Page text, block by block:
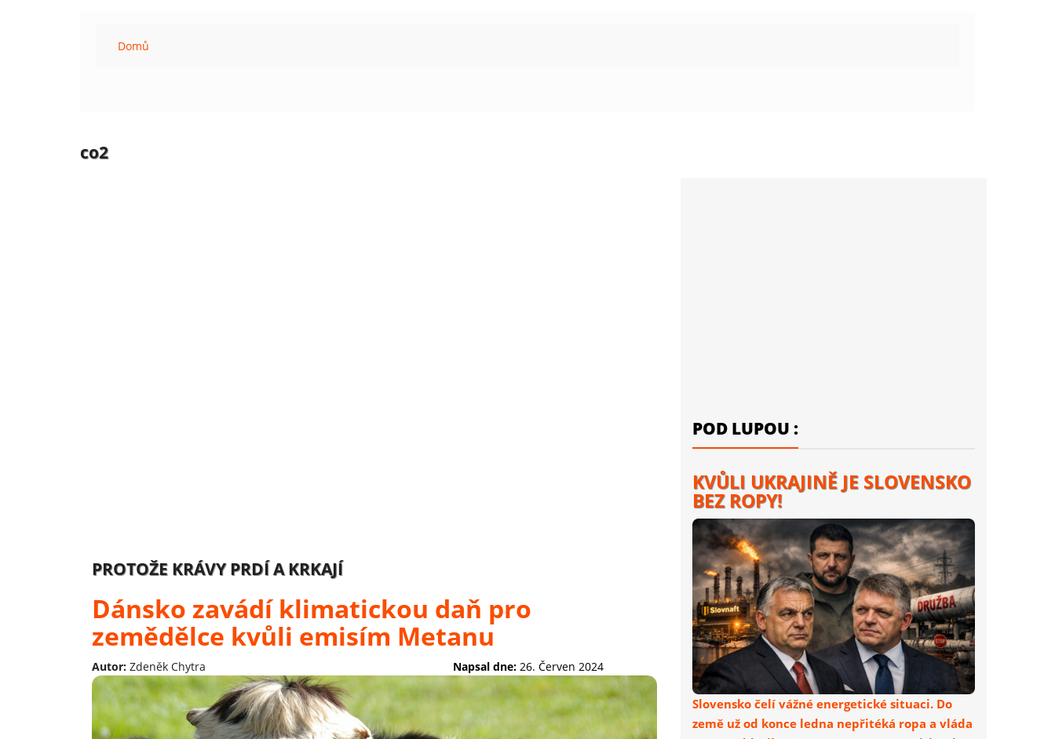
Domů
co2
PROTOŽE KRÁVY PRDÍ A KRKAJÍ
Dánsko zavádí klimatickou daň pro
zemědělce kvůli emisím Metanu
Autor: Zdeněk Chytra Napsal dne: 26. Červen 2024
POD LUPOU :
KVŮLI UKRAJINĚ JE SLOVENSKO
BEZ ROPY!
Slovensko čelí vážné energetické situaci. Do
země už od konce ledna nepřitéká ropa a vláda